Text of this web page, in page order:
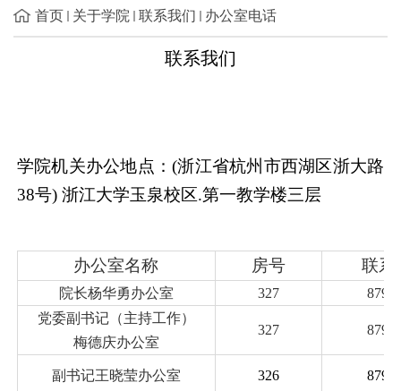
首页 关于学院 联系我们 办公室电话
联系我们
学院机关办公地点：(浙江省杭州市西湖区浙大路
38号) 浙江大学玉泉校区.第一教学楼三层
办公室名称 房号 联系
院长杨华勇办公室 327
党委副书记（主持工作）
梅德庆办公室
327
副书记王晓莹办公室 326